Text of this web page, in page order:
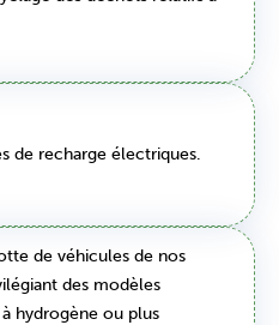
de recharge électriques.
de véhicules de nos
des modèles
hydrogène ou plus